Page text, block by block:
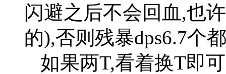
闪避之后不会回血,也
的),否则残暴dps6.7个
如果两T,看着换T即